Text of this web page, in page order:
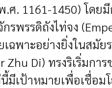
. 1161-1450) โดย
รพรรดิถังไท่จง
ฉพาะอย่างยิ่งในสมัย
Di) ทรงริเริ่มกา
มีเป้าหมายเพื่อเชื่อ